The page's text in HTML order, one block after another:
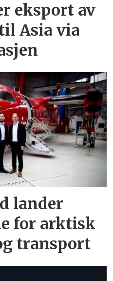
eksport av
Asia via
lander
for arktisk
transport